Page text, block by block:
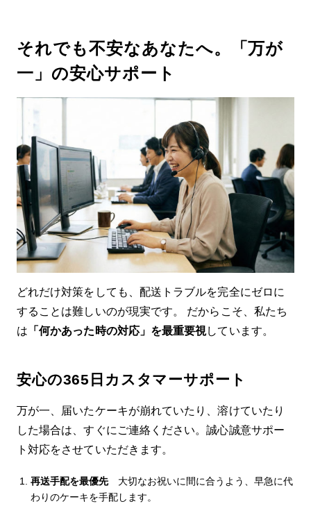
それでも不安なあなたへ。「万が
一」の安心サポート
どれだけ対策をしても、配送トラブルを完全にゼロに
することは難しいのが現実です。 だからこそ、私たち
は 「何かあった時の対応」を最重要視しています。
安心の365日カスタマーサポート
万が一、届いたケーキが崩れていたり、溶けていたり
した場合は、すぐにご連絡ください。誠心誠意サポー
ト対応をさせていただきます。
再送手配を最優先大切なお祝いに間に合うよう、早急に代
わりのケーキを手配します。